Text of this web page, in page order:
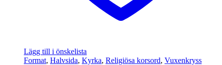
Lägg till i önskelista
Format, Halvsida, Kyrka, Religiösa korsord, Vuxenkryss